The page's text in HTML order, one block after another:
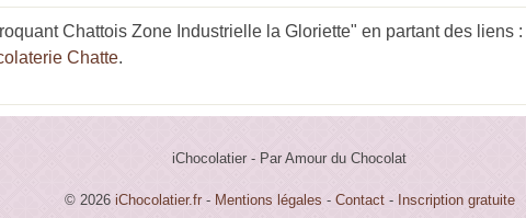
Chattois Zone Industrielle la Gloriette" en partant des liens :
Chatte.
iChocolatier - Par Amour du Chocolat
© 2026 iChocolatier.fr - Mentions légales - Contact- Inscription gratuite